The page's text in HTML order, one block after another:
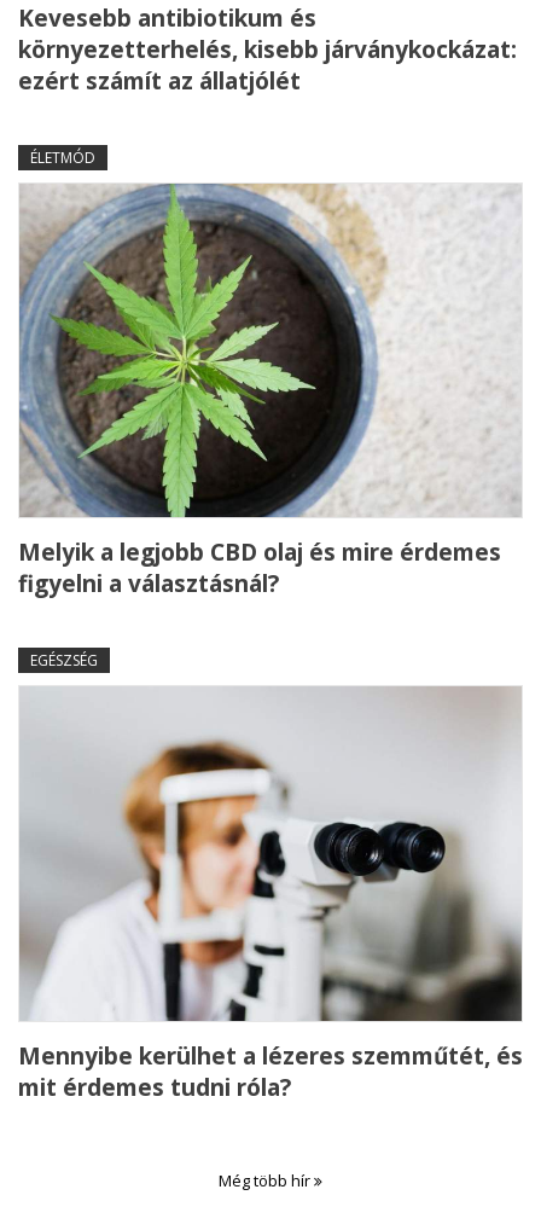
Kevesebb antibiotikum és
környezetterhelés, kisebb járványkockázat:
ezért számít az állatjólét
ÉLETMÓD
Melyik a legjobb CBD olaj és mire érdemes
figyelni a választásnál?
EGÉSZSÉG
Mennyibe kerülhet a lézeres szemműtét, és
mit érdemes tudni róla?
Még több hír